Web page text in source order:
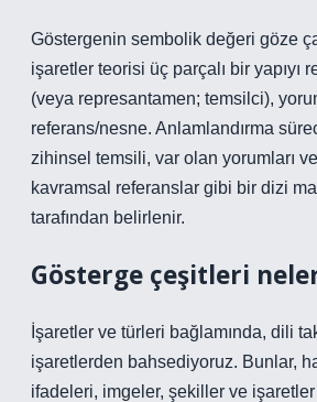
Göstergenin sembolik değeri göze
işaretler teorisi üç parçalı bir yapıyı
(veya represantamen; temsilci),
referans/nesne. Anlamlandırma
zihinsel temsili, var olan yorumları
kavramsal referanslar gibi bir dizi
tarafından belirlenir.
Gösterge çeşitleri
İşaretler ve türleri bağlamında, dili
işaretlerden bahsediyoruz. Bunlar,
ifadeleri, imgeler, şekiller ve